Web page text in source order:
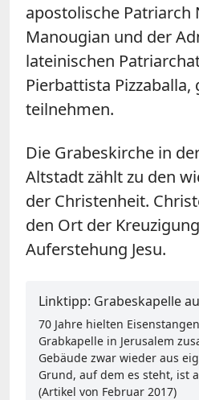
apostolische Patriarch
Manougian und der
lateinischen
Pierbattista
teilnehmen.
Die Grabeskirche in
Altstadt zählt zu den
der Christenheit.
den Ort der
Auferstehung Jesu.
Linktipp: Grabeskapelle
70 Jahre hielten
Grabkapelle in Jerusalem
Gebäude zwar wieder aus
Grund, auf dem es steht, ist
(Artikel von Februar 2017)